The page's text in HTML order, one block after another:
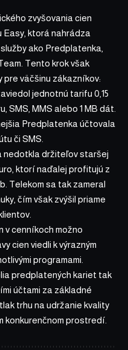
zvyšovania cien
ktorá nahrádza
ako Predplatenka,
Tento krok však
pre väčšinu zákazníkov:
jednotnú tarifu 0,15
SMS, MMS alebo 1 MB dát.
Predplatenka účtovala
či SMS.
nedotkla držiteľov staršej
ktorí naďalej profitujú z
Telekom sa tak zameral
čím však zvýšil priame
v cenníkoch možno
cien viedli k výrazným
programami.
predplatených kariet tak
účtami za základné
trhu na udržanie kvality
konkurenčnom prostredí.